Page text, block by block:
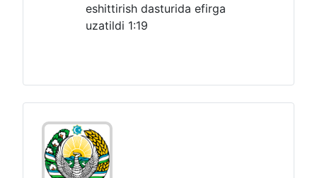
eshittirish dasturida efirga
uzatildi 1:19